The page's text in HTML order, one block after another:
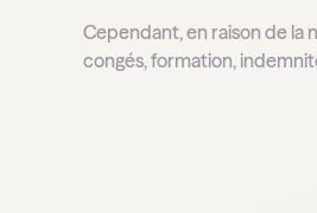
Cependant, en raison de la
congés, formation,